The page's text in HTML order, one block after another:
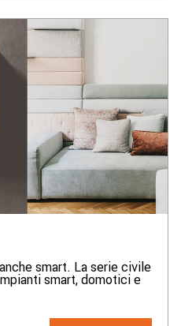
smart. La serie civile
smart, domotici e